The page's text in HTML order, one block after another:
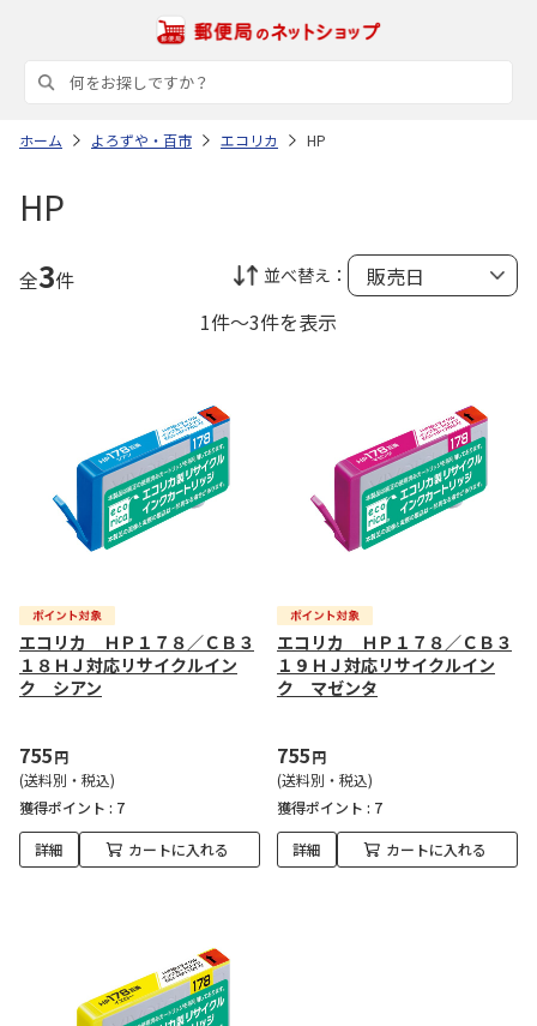
ホーム よろずや・百市 エコリカ HP
HP
全3件 並べ替え：
1件～3件を表示
エコリカ ＨＰ１７８／ＣＢ３
１８ＨＪ対応リサイクルイン
ク シアン
755円
(送料別・税込)
獲得ポイント : 7
詳細 カートに入れる
エコリカ ＨＰ１７８／ＣＢ３
１９ＨＪ対応リサイクルイン
ク マゼンタ
755円
(送料別・税込)
獲得ポイント : 7
詳細 カートに入れる